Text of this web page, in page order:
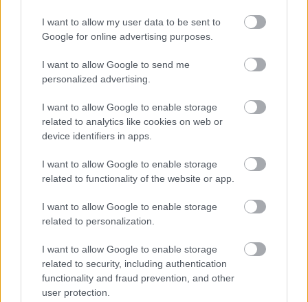
I want to allow my user data to be sent to
Google for online advertising purposes.
I want to allow Google to send me
personalized advertising.
I want to allow Google to enable storage
related to analytics like cookies on web or
device identifiers in apps.
I want to allow Google to enable storage
related to functionality of the website or app.
I want to allow Google to enable storage
related to personalization.
I want to allow Google to enable storage
related to security, including authentication
functionality and fraud prevention, and other
user protection.
EZEKET IS AJÁNLJUK
FORMA-1
Sergio Perez válthatja Carlos
A Ferrari olyan útra lépett amely
évekre meghatározhatja a sikerét
A B-konstrukció csak a kezdet
volt, agresszív fejlesztési rohamot
indít az Aston Martin